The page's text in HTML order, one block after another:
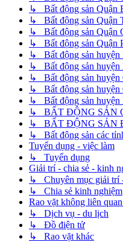
↳ Bất động sản Quận
↳ Bất động sản Quận
↳ Bất động sản Quận
↳ Bất động sản Quận
↳ Bất động sản huyện
↳ Bất động sản huyện
↳ Bất động sản huyện
↳ Bất động sản huyện
↳ Bất động sản huyện
↳ BẤT ĐỘNG SẢN
↳ BẤT ĐỘNG SẢN
↳ Bất động sản các
Tuyển dụng - việc làm
↳ Tuyển dụng
Giải trí - chia sẻ - kinh
↳ Chuyên mục giải trí
↳ Chia sẻ kinh nghiệm
Rao vặt không liên
↳ Dịch vụ - du lịch
↳ Đồ điện tử
↳ Rao vặt khác